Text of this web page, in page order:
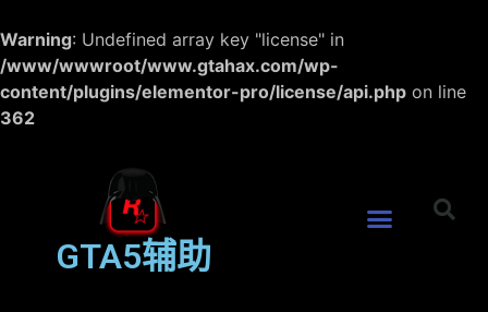
Warning: Undefined array key "license" in
/www/wwwroot/www.gtahax.com/wp-
content/plugins/elementor-pro/license/api.php on line
362
GTA5辅助